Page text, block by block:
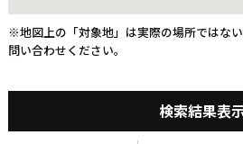
※地図上の「対象地」は実際の場所ではな
問い合わせください。
検索結果表